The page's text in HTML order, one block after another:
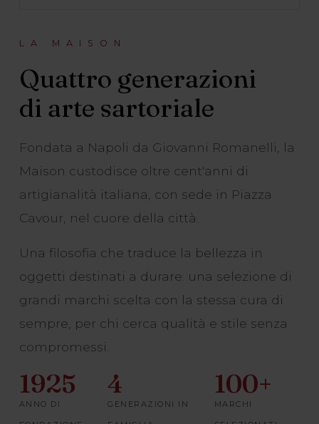
LA MAISON
Quattro generazioni
di arte sartoriale
Fondata a Napoli da Giovanni Romanelli, la
Maison custodisce oltre cent'anni di
artigianalità italiana, con sede in Piazza
Cavour, nel cuore della città.
Una filosofia che traduce la bellezza in
oggetti destinati a durare: una selezione di
grandi marchi scelta con la stessa cura di
sempre, per chi cerca qualità e stile senza
compromessi.
1925
ANNO DI
4
GENERAZIONI IN
100+
MARCHI